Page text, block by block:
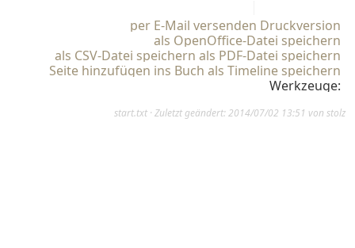
Druckversion
per E-Mail versenden
als OpenOffice-Datei speichern
als PDF-Datei speichern
als CSV-Datei speichern
als Timeline speichern
Seite hinzufügen ins Buch
Werkzeuge:
start.txt · Zuletzt geändert: 2014/07/02 13:51 von stolz